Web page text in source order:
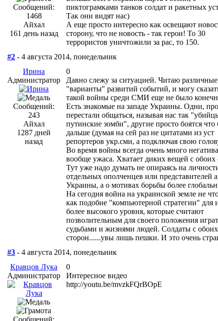
Сообщений:
1468
Айхал
161 день назад
пиктограмками танков солдат и ракетных
Так они видят нас)
А еще просто интересно как освещают
сторону, что не новость - так герои! То 30
террористов уничтожили за рас, то 150.
#2 - 4 августа 2014, понедельник
Ирина
Администратор
Сообщений:
243
Айхал
1287 дней
назад
0
Давно слежу за ситуацией. Читаю различные
"варианты" развитий событий, и могу
такой войны среди СМИ еще не было
Есть знакомые на западе Украины. Одни,
перестали общаться, называя нас так
путинские зомби", другие просто боятся что
дальше (думая на сей раз не цитатами из уст
репортеров укр.сми, а подключая свою
Во время войны всегда очень много
вообще ужаса. Хватает диких вещей с обоих
Тут уже надо думать не опираясь на
отдельных ополченцев или представителей
Украины, а о мотивах борьбы более
На сегодня война на украинской земле не
как подобие "компьютерной стратегии" для
более высокого уровня, которые считают
позволительным для своего положения
судьбами и жизнями людей. Солдаты с обоих
сторон......увы лишь пешки. И это очень
#3 - 4 августа 2014, понедельник
Кравцов Лука
Администратор
Сообщений:
0
Интересное видео
http://youtu.be/mvzkFQrBOpE